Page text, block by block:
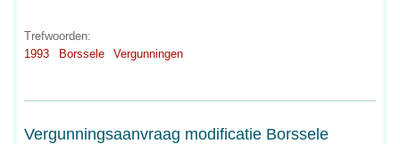
Trefwoorden:
1993
Borssele Vergunningen
Vergunningsaanvraag modificatie Borssele